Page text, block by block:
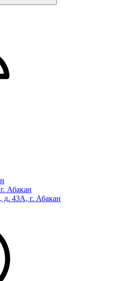
Абакан
43А, г. Абакан